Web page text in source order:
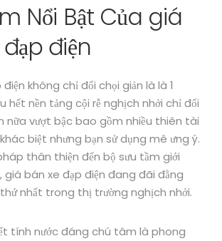
Nổi Bật Của giá
điện
không chỉ đối chọi giản là là 1
hết nền tảng cội rễ nghịch nhởi chỉ đối
nữa vượt bậc bao gồm nhiều thiên tài
biệt nhưng bạn sử dụng mê ưng ý.
thân thiện đến bộ sưu tầm giới
giá bán xe đạp điện đang đãi đằng
nhất trong thị trường nghịch nhởi.
tính nước đáng chú tâm là phong